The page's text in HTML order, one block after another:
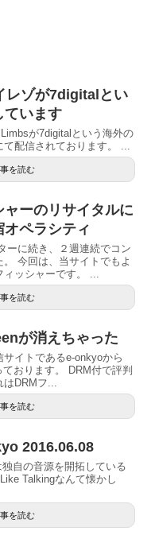
レゾが7digitalとい
ています
が7digitalという海外の
配信されております。 ...
を読む
ーのリサイタルに
ペラシティ
ーに続き、２週連続でコン
今回は、当サイトでもよ
ッシャーです。 ...
を読む
が消えちゃった
イトであるe-onkyoから
おります。 DRM付で評判
DRMフ...
を読む
2016.06.08
自の音源を開拓している
Talkingなんて懐かし
を読む